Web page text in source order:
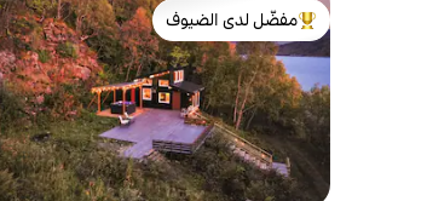
من أبرز البيوت المفضّلة لدى الضيوف
مفضّل لدى الضيوف